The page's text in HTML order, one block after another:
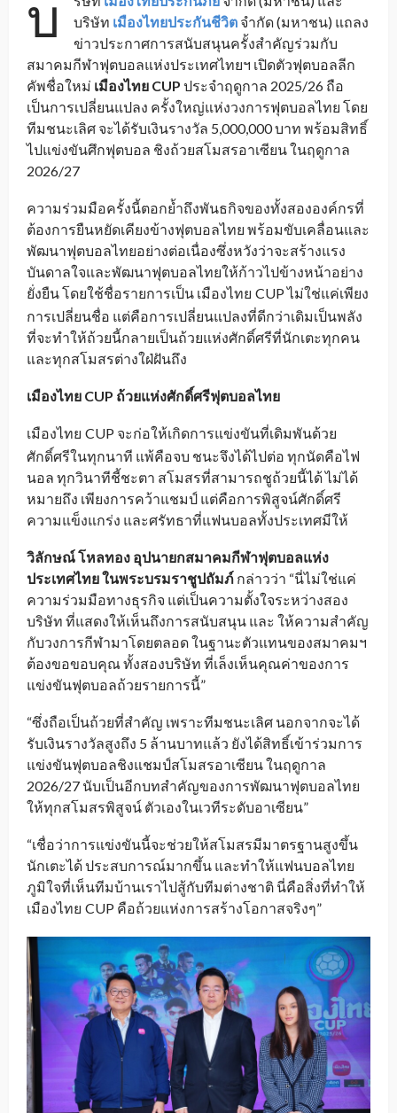
บ
บริษัท เมืองไทยประกันชีวิต จำกัด (มหาชน) แถลง
ข่าวประกาศการสนับสนุนครั้งสำคัญร่วมกับ
สมาคมกีฬาฟุตบอลแห่งประเทศไทยฯ เปิดตัวฟุตบอลลีก
คัพชื่อใหม่ เมืองไทย CUP ประจำฤดูกาล 2025/26 ถือ
เป็นการเปลี่ยนแปลง ครั้งใหญ่แห่งวงการฟุตบอลไทย โดย
ทีมชนะเลิศ จะได้รับเงินรางวัล 5,000,000 บาท พร้อมสิทธิ์
ไปแข่งขันศึกฟุตบอล ชิงถ้วยสโมสรอาเซียน ในฤดูกาล
2026/27
ความร่วมมือครั้งนี้ตอกย้ำถึงพันธกิจของทั้งสององค์กรที่
ต้องการยืนหยัดเคียงข้างฟุตบอลไทย พร้อมขับเคลื่อนและ
พัฒนาฟุตบอลไทยอย่างต่อเนื่องซึ่งหวังว่าจะสร้างแรง
บันดาลใจและพัฒนาฟุตบอลไทยให้ก้าวไปข้างหน้าอย่าง
ยั่งยืน โดยใช้ชื่อรายการเป็น เมืองไทย CUP ไม่ใช่แค่เพียง
การเปลี่ยนชื่อ แต่คือการเปลี่ยนแปลงที่ดีกว่าเดิมเป็นพลัง
ที่จะทำให้ถ้วยนี้กลายเป็นถ้วยแห่งศักดิ์ศรีที่นักเตะทุกคน
และทุกสโมสรต่างใฝ่ฝันถึง
เมืองไทย CUP ถ้วยแห่งศักดิ์ศรีฟุตบอลไทย
เมืองไทย CUP จะก่อให้เกิดการแข่งขันที่เดิมพันด้วย
ศักดิ์ศรีในทุกนาที แพ้คือจบ ชนะจึงได้ไปต่อ ทุกนัดคือไฟ
นอล ทุกวินาทีชี้ชะตา สโมสรที่สามารถชูถ้วยนี้ได้ ไม่ได้
หมายถึง เพียงการคว้าแชมป์ แต่คือการพิสูจน์ศักดิ์ศรี
ความแข็งแกร่ง และศรัทธาที่แฟนบอลทั้งประเทศมีให้
วิลักษณ์ โหลทอง อุปนายกสมาคมกีฬาฟุตบอลแห่ง
ประเทศไทย ในพระบรมราชูปถัมภ์ กล่าวว่า “นี่ไม่ใช่แค่
ความร่วมมือทางธุรกิจ แต่เป็นความตั้งใจระหว่างสอง
บริษัท ที่แสดงให้เห็นถึงการสนับสนุน และ ให้ความสำคัญ
กับวงการกีฬามาโดยตลอด ในฐานะตัวแทนของสมาคมฯ
ต้องขอขอบคุณ ทั้งสองบริษัท ที่เล็งเห็นคุณค่าของการ
แข่งขันฟุตบอลถ้วยรายการนี้”
“ซึ่งถือเป็นถ้วยที่สำคัญ เพราะทีมชนะเลิศ นอกจากจะได้
รับเงินรางวัลสูงถึง 5 ล้านบาทแล้ว ยังได้สิทธิ์เข้าร่วมการ
แข่งขันฟุตบอลชิงแชมป์สโมสรอาเซียน ในฤดูกาล
2026/27 นับเป็นอีกบทสำคัญของการพัฒนาฟุตบอลไทย
ให้ทุกสโมสรพิสูจน์ ตัวเองในเวทีระดับอาเซียน”
“เชื่อว่าการแข่งขันนี้จะช่วยให้สโมสรมีมาตรฐานสูงขึ้น
นักเตะได้ ประสบการณ์มากขึ้น และทำให้แฟนบอลไทย
ภูมิใจที่เห็นทีมบ้านเราไปสู้กับทีมต่างชาติ นี่คือสิ่งที่ทำให้
เมืองไทย CUP คือถ้วยแห่งการสร้างโอกาสจริงๆ”